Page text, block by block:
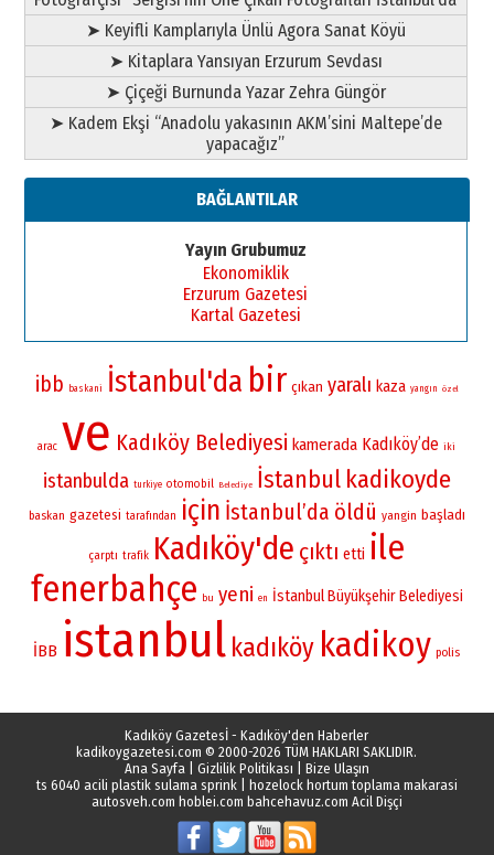
➤ Keyifli Kamplarıyla Ünlü Agora Sanat Köyü
➤ Kitaplara Yansıyan Erzurum Sevdası
➤ Çiçeği Burnunda Yazar Zehra Güngör
➤ Kadem Ekşi “Anadolu yakasının AKM’sini Maltepe’de
yapacağız”
BAĞLANTILAR
Yayın Grubumuz
Ekonomiklik
Erzurum Gazetesi
Kartal Gazetesi
ibb baskani İstanbul'da bir çıkan yaralı kaza yangın özel
arac ve Kadıköy Belediyesi kamerada Kadıköy’de iki
istanbulda turkiye otomobil Belediye İstanbul kadikoyde
baskan gazetesi tarafından için İstanbul’da öldü yangin başladı
çarptı trafik Kadıköy'de çıktı etti ile
fenerbahçe bu yeni en İstanbul Büyükşehir Belediyesi
İBB istanbul kadıköy kadikoy polis
Kadıköy Gazetesİ - Kadıköy'den Haberler
kadikoygazetesi.com © 2000-2026 TÜM HAKLARI SAKLIDIR.
Ana Sayfa| Gizlilik Politikası
Bize Ulaşın
ts 6040 acili plastik sulama sprink| hozelock hortum toplama makarasi
autosveh.com hoblei.com bahcehavuz.com Acil Dişçi